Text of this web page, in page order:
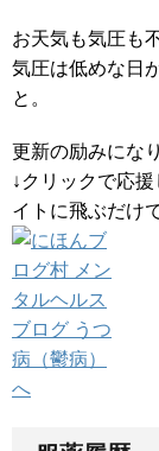
お天気も気圧も
気圧は低めな日
と。
更新の励みにな
↓クリックで応
イトに飛ぶだけ